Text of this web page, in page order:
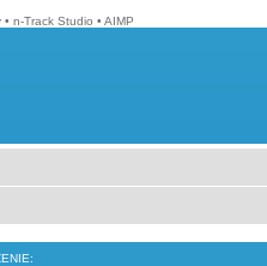
• n-Track Studio • AIMP